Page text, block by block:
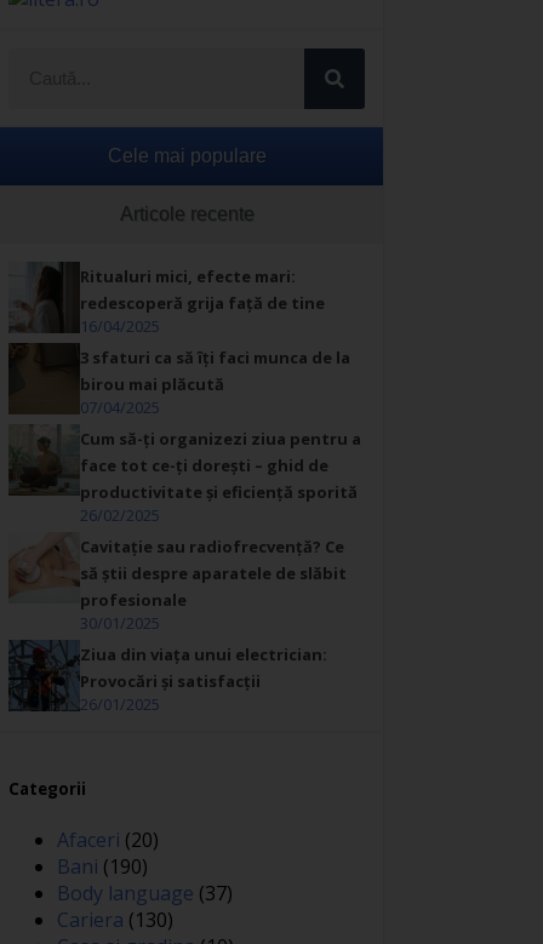
Cele mai populare
Articole recente
Ritualuri mici, efecte mari:
redescoperă grija față de tine
16/04/2025
3 sfaturi ca să îți faci munca de la
birou mai plăcută
07/04/2025
Cum să-ți organizezi ziua pentru a
face tot ce-ți dorești – ghid de
productivitate și eficiență sporită
26/02/2025
Cavitație sau radiofrecvență? Ce
să știi despre aparatele de slăbit
profesionale
30/01/2025
Ziua din viața unui electrician:
Provocări și satisfacții
26/01/2025
Categorii
Afaceri (20)
Bani (190)
Body language (37)
Cariera (130)